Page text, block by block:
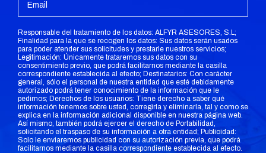
Responsable del tratamiento de los datos: ALFYR ASESORES, S.L;
Finalidad para la que se recogen los datos: Sus datos serán usados
para poder atender sus solicitudes y prestarle nuestros servicios;
Legitimación: Únicamente trataremos sus datos con su
consentimiento previo, que podrá facilitarnos mediante la casilla
correspondiente establecida al efecto; Destinatarios: Con carácter
general, sólo el personal de nuestra entidad que esté debidamente
autorizado podrá tener conocimiento de la información que le
pedimos; Derechos de los usuarios: Tiene derecho a saber qué
información tenemos sobre usted, corregirla y eliminarla, tal y como se
explica en la información adicional disponible en nuestra página web.
Así mismo, también podrá ejercer el derecho de Portabilidad,
solicitando el traspaso de su información a otra entidad; Publicidad:
Solo le enviaremos publicidad con su autorización previa, que podrá
facilitarnos mediante la casilla correspondiente establecida al efecto.